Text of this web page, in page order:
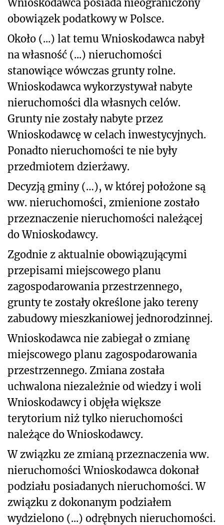
Wnioskodawca posiada nieograniczony
obowiązek podatkowy w Polsce.
Około (...) lat temu Wnioskodawca nabył
na własność (...) nieruchomości
stanowiące wówczas grunty rolne.
Wnioskodawca wykorzystywał nabyte
nieruchomości dla własnych celów.
Grunty nie zostały nabyte przez
Wnioskodawcę w celach inwestycyjnych.
Ponadto nieruchomości te nie były
przedmiotem dzierżawy.
Decyzją gminy (…), w której położone są
ww. nieruchomości, zmienione zostało
przeznaczenie nieruchomości należącej
do Wnioskodawcy.
Zgodnie z aktualnie obowiązującymi
przepisami miejscowego planu
zagospodarowania przestrzennego,
grunty te zostały określone jako tereny
zabudowy mieszkaniowej jednorodzinnej.
Wnioskodawca nie zabiegał o zmianę
miejscowego planu zagospodarowania
przestrzennego. Zmiana została
uchwalona niezależnie od wiedzy i woli
Wnioskodawcy i objęła większe
terytorium niż tylko nieruchomości
należące do Wnioskodawcy.
W związku ze zmianą przeznaczenia ww.
nieruchomości Wnioskodawca dokonał
podziału posiadanych nieruchomości. W
związku z dokonanym podziałem
wydzielono (...) odrębnych nieruchomości.